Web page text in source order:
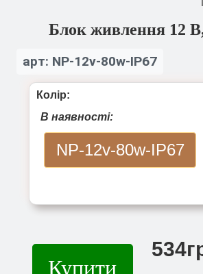
Блок живлення 12
арт: NP-12v-80w-IP67
Колір:
В наявності:
NP-12v-80w-IP67
Купити